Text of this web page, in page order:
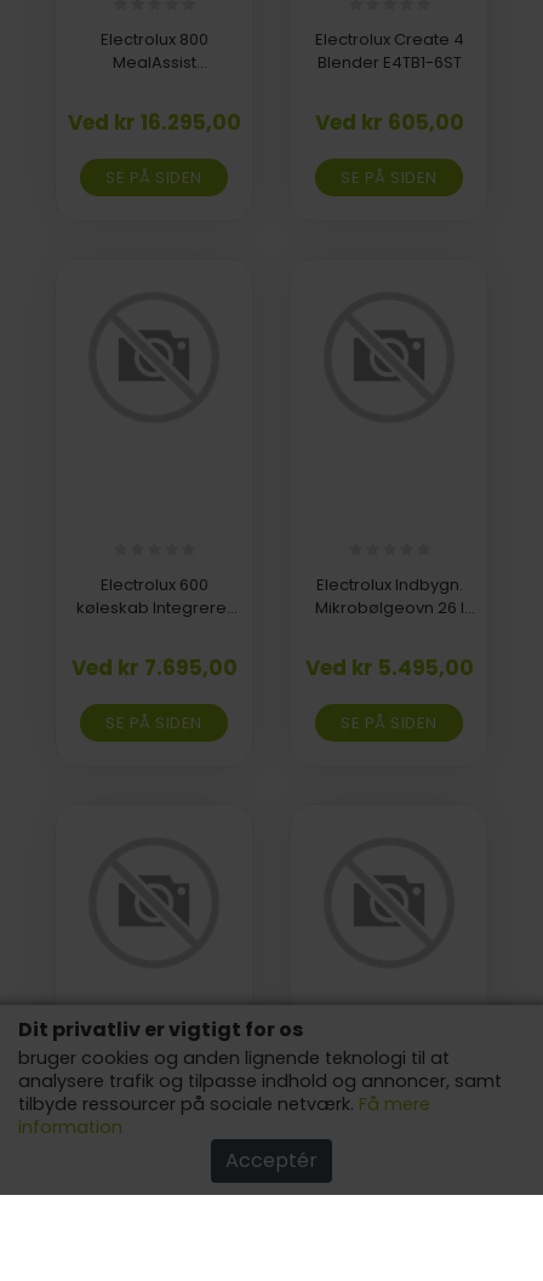
Dit privatliv er vigtigt for os
bruger cookies og anden lignende teknologi til at
analysere trafik og tilpasse indhold og annoncer, samt
tilbyde ressourcer på sociale netværk. Få mere
information
Acceptér
Electrolux 800
MealAssist
Damp-/Varmluftsovn
Y9SOB3XH
Ved kr 16.295,00
SE PÅ SIDEN
Electrolux Create 4
Blender E4TB1-6ST
Ved kr 605,00
SE PÅ SIDEN
Electrolux 600
køleskab Integreret
ERD6DE18S1
Ved kr 7.695,00
SE PÅ SIDEN
Electrolux Indbygn.
Mikrobølgeovn 26 l
Ved kr 5.495,00
SE PÅ SIDEN
Electrolux
Induktionskogeplade
med emhætte 80 cm
HHOB860FMC